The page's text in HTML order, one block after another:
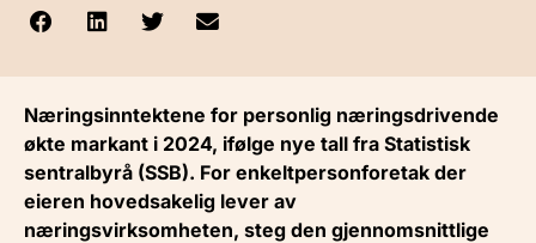
Næringsinntektene for personlig næringsdrivende
økte markant i 2024, ifølge nye tall fra Statistisk
sentralbyrå (SSB). For enkeltpersonforetak der
eieren hovedsakelig lever av
næringsvirksomheten, steg den gjennomsnittlige